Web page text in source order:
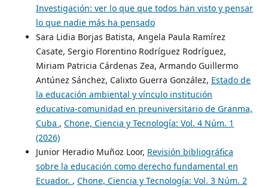
Investigación: ver lo que que todos han visto y pensar
lo que nadie más ha pensado
Sara Lidia Borjas Batista, Angela Paula Ramírez
Casate, Sergio Florentino Rodríguez Rodríguez,
Miriam Patricia Cárdenas Zea, Armando Guillermo
Antúnez Sánchez, Calixto Guerra González, Estado de
la educación ambiental y vínculo institución
educativa-comunidad en preuniversitario de Granma,
Cuba , Chone, Ciencia y Tecnología: Vol. 4 Núm. 1
(2026)
Junior Heradio Muñoz Loor, Revisión bibliográfica
sobre la educación como derecho fundamental en
Ecuador. , Chone, Ciencia y Tecnología: Vol. 3 Núm. 2